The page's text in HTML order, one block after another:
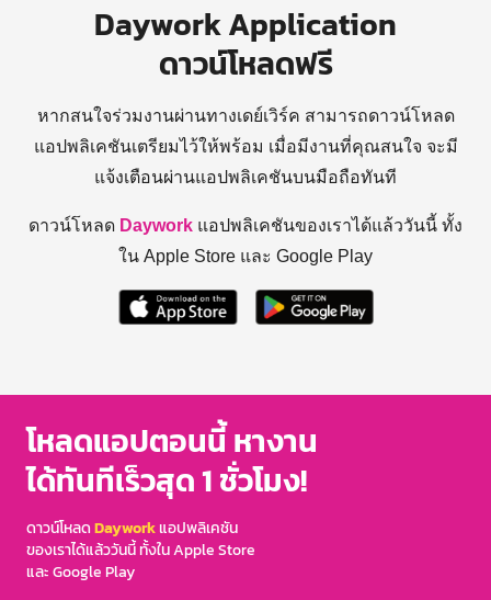
Daywork Application
ดาวน์โหลดฟรี
หากสนใจร่วมงานผ่านทางเดย์เวิร์ค สามารถดาวน์โหลด
แอปพลิเคชันเตรียมไว้ให้พร้อม เมื่อมีงานที่คุณสนใจ จะมี
แจ้งเตือนผ่านแอปพลิเคชันบนมือถือทันที
ดาวน์โหลด Daywork แอปพลิเคชันของเราได้แล้ววันนี้ ทั้ง
ใน Apple Store และ Google Play
โหลดแอปตอนนี้ หางาน
ได้ทันทีเร็วสุด 1 ชั่วโมง!
ดาวน์โหลดDayworkแอปพลิเคชัน
ของเราได้แล้ววันนี้ ทั้งใน Apple Store
และ Google Play